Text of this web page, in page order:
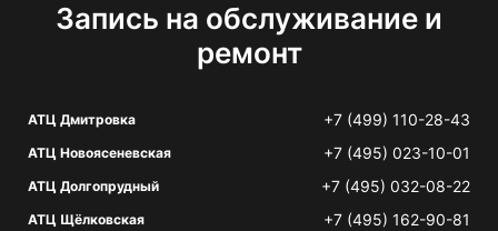
Запись на обслуживание и
ремонт
АТЦ Дмитровка +7 (499) 110-28-43
АТЦ Новоясеневская +7 (495) 023-10-01
АТЦ Долгопрудный +7 (495) 032-08-22
АТЦ Щёлковская +7 (495) 162-90-81